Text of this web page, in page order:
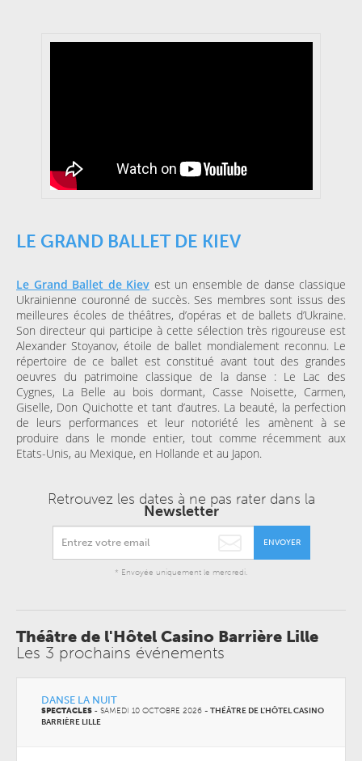
LE GRAND BALLET DE KIEV
Le Grand Ballet de Kiev est un ensemble de danse classique
Ukrainienne couronné de succès. Ses membres sont issus des
meilleures écoles de théâtres, d’opéras et de ballets d’Ukraine.
Son directeur qui participe à cette sélection très rigoureuse est
Alexander Stoyanov, étoile de ballet mondialement reconnu. Le
répertoire de ce ballet est constitué avant tout des grandes
oeuvres du patrimoine classique de la danse : Le Lac des
Cygnes, La Belle au bois dormant, Casse Noisette, Carmen,
Giselle, Don Quichotte et tant d’autres. La beauté, la perfection
de leurs performances et leur notoriété les amènent à se
produire dans le monde entier, tout comme récemment aux
Etats-Unis, au Mexique, en Hollande et au Japon.
Retrouvez les dates à ne pas rater dans la
Newsletter
ENVOYER
* Envoyée uniquement le mercredi.
Théâtre de l'Hôtel Casino Barrière Lille
Les 3 prochains événements
DANSE LA NUIT
SPECTACLES - SAMEDI 10 OCTOBRE 2026 - THÉÂTRE DE L'HÔTEL CASINO
BARRIÈRE LILLE